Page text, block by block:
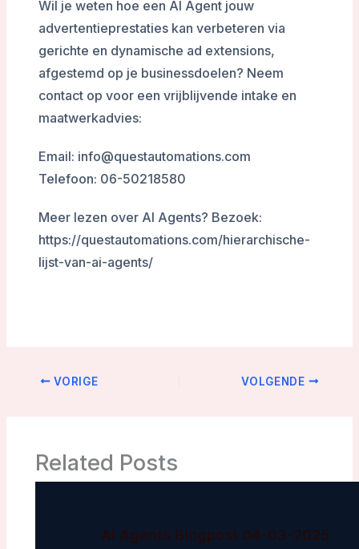
Wil je weten hoe een AI Agent jouw
advertentieprestaties kan verbeteren via
gerichte en dynamische ad extensions,
afgestemd op je businessdoelen? Neem
contact op voor een vrijblijvende intake en
maatwerkadvies:
Email: info@questautomations.com
Telefoon: 06-50218580
Meer lezen over AI Agents? Bezoek:
https://questautomations.com/hierarchische-
lijst-van-ai-agents/
VORIGE VOLGENDE
Related Posts
AI Agents Blogpost 04-03-2025